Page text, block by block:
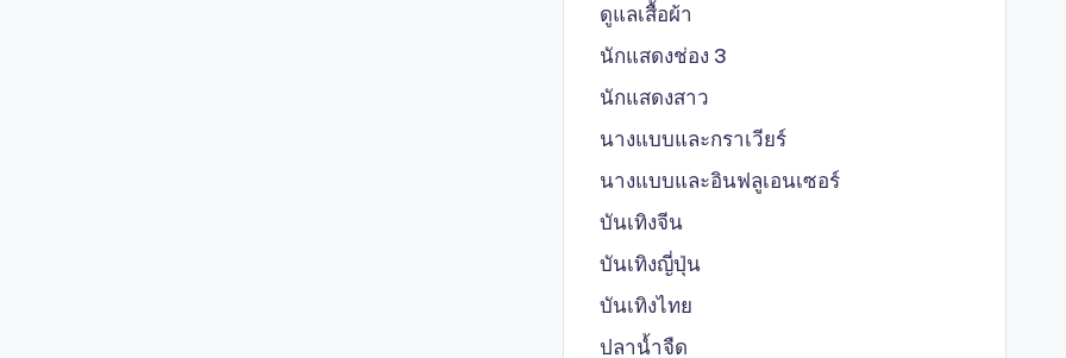
ดูแลเสื้อผ้า
นักแสดงช่อง 3
นักแสดงสาว
นางแบบและกราเวียร์
นางแบบและอินฟลูเอนเซอร์
บันเทิงจีน
บันเทิงญี่ปุ่น
บันเทิงไทย
ปลาน้ำจืด